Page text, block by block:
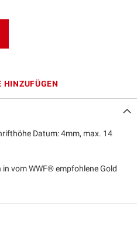
HINZUFÜGEN
Datum: 4mm, max. 14
vom WWF® empfohlene Gold